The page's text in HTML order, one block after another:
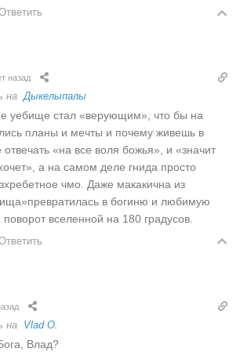
назад
на Дыкелыпалы
уебище стал «верующим», что бы на
планы и мечты и почему живешь в
«на все воля божья», и «значит
а на самом деле гнида просто
чмо. Даже макакична из
в богиню и любимую
вселенной на 180 градусов.
на Vlad O.
Влад?